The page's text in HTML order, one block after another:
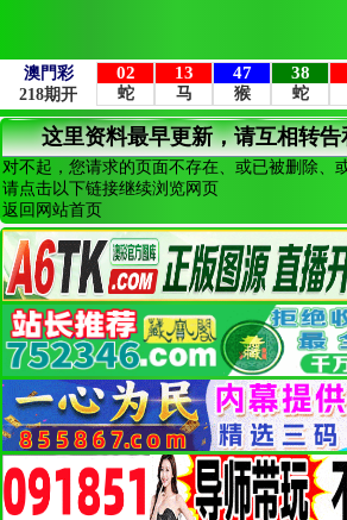
这里资料最早更新，请互相转
对不起，您请求的页面不存在、或已被删除、
请点击以下链接继续浏览网页
返回网站首页